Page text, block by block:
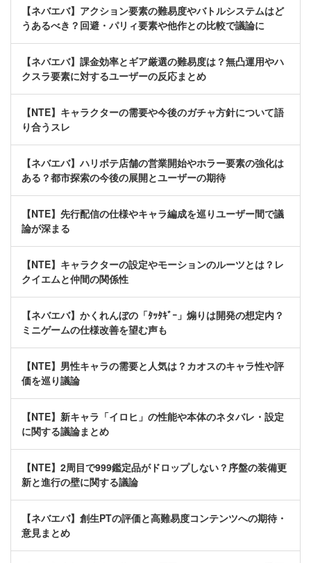
【ネバエバ】アクション要素の難易度やバトルシステムはど
うあるべき？回避・パリィ要素や他作との比較で議論に
【ネバエバ】課金効率とギア厳選の難易度は？無凸運用やハ
クスラ要素に対するユーザーの反応まとめ
【NTE】キャラクターの需要や今後のガチャ方針について語
り合うスレ
【ネバエバ】ハリボテ店舗の営業開始やホラー要素の強化は
ある？都市探索の今後の展開とユーザーの期待
【NTE】先行配信の仕様やキャラ編成を巡りユーザー間で議
論が深まる
【NTE】キャラクターの設定やモーションのルーツとは？レ
クイエムと仲間の関係性
【ネバエバ】かくれんぼの「ﾀｯﾀｷﾞｰ」煽りは開発の想定内？
ミニゲームの仕様改善を望む声も
【NTE】男性キャラの需要と人気は？カオスのキャラ性や評
価を巡り議論
【NTE】新キャラ「イロヒ」の性能や本体のネタバレ・設定
に関する議論まとめ
【NTE】2周目で999鑑定品がドロップしない？序盤の装備更
新と進行の壁に関する議論
【ネバエバ】創生PTの評価と高難易度コンテンツへの期待・
意見まとめ